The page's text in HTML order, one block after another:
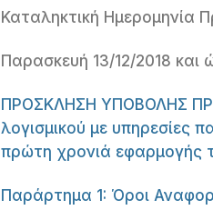
Καταληκτική Ημερομηνία
Παρασκευή 13/12/2018 και
ΠΡΟΣΚΛΗΣΗ ΥΠΟΒΟΛΗΣ
λογισμικού με υπηρεσίες
πρώτη χρονιά εφαρμογής
Παράρτημα 1: Όροι